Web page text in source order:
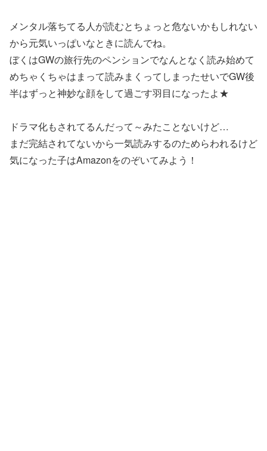
メンタル落ちてる人が読むとちょっと危ないかもしれない
から元気いっぱいなときに読んでね。
ぼくはGWの旅行先のペンションでなんとなく読み始めて
めちゃくちゃはまって読みまくってしまったせいでGW後
半はずっと神妙な顔をして過ごす羽目になったよ★
ドラマ化もされてるんだって～みたことないけど…
まだ完結されてないから一気読みするのためらわれるけど
気になった子はAmazonをのぞいてみよう！